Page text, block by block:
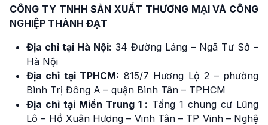
CÔNG TY TNHH SẢN XUẤT THƯƠNG MẠI VÀ CÔNG
NGHIỆP THÀNH ĐẠT
Địa chỉ tại Hà Nội: 34 Đường Láng – Ngã Tư Sở –
Hà Nội
Địa chỉ tại TPHCM: 815/7 Hương Lộ 2 – phường
Bình Trị Đông A – quận Bình Tân – TPHCM
Địa chỉ tại Miền Trung 1 : Tầng 1 chung cư Lũng
Lô – Hồ Xuân Hương – Vinh Tân – TP Vinh – Nghệ